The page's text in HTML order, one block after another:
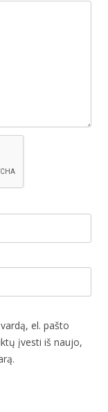
el. pašto
įvesti iš naujo,